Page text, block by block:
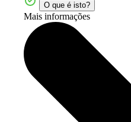
O que é isto?
Mais informações